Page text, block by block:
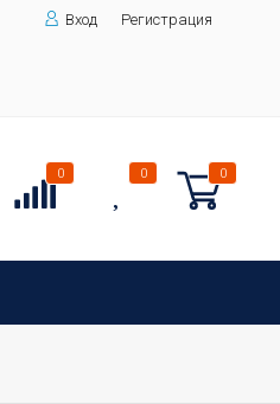
Вход Регистрация
0 0 0